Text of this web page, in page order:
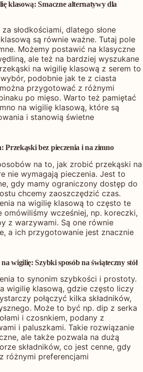
klasową: Smaczne alternatywy dla
słodkościami, dlatego słone
są równie ważne. Tutaj pole
Możemy postawić na klasyczne
ale też na bardziej wyszukane
na wigilię klasową z serem to
podobnie jak te z ciasta
przygotować z różnymi
po mięso. Warto też pamiętać
na wigilię klasową, które są
i stanowią świetne
Przekąski bez pieczenia i na zimno
na to, jak zrobić przekąski na
nie wymagają pieczenia. Jest to
gdy mamy ograniczony dostęp do
chcemy zaoszczędzić czas.
na wigilię klasową to często te
omówiliśmy wcześniej, np. koreczki,
z warzywami. Są one równie
a ich przygotowanie jest znacznie
wigilię: Szybki sposób na świąteczny stół
to synonim szybkości i prostoty.
wigilię klasową, gdzie często liczy
połączyć kilka składników,
Może to być np. dip z serka
i czosnkiem, podany z
i paluszkami. Takie rozwiązanie
ale także pozwala na dużą
składników, co jest cenne, gdy
różnymi preferencjami